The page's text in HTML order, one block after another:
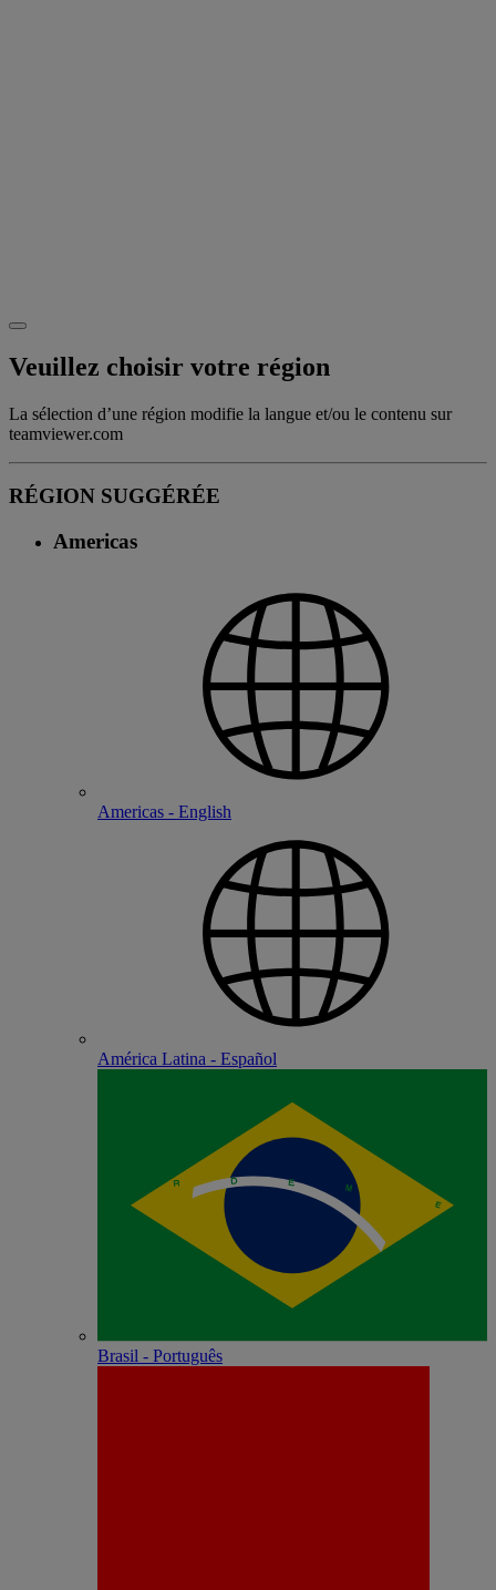
Veuillez choisir votre région
La sélection d’une région modifie la langue et/ou le contenu sur
teamviewer.com
RÉGION SUGGÉRÉE
Americas
Americas - English
América Latina - Español
Brasil - Português